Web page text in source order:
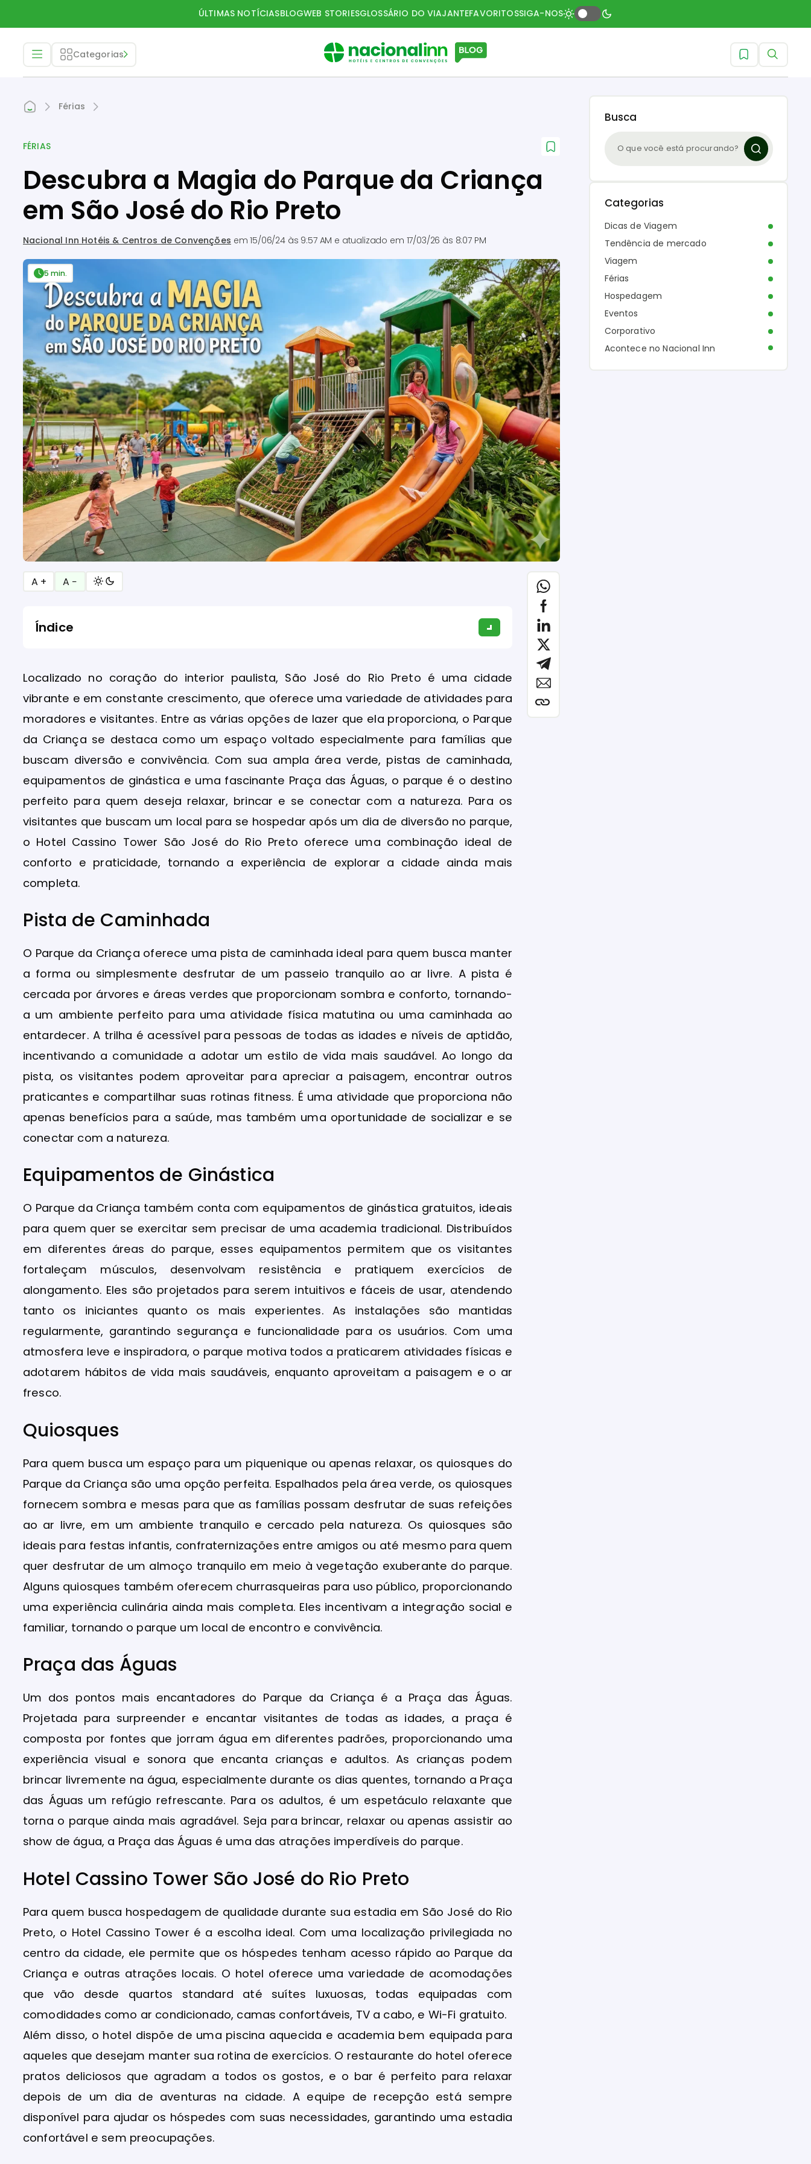
ÚLTIMAS NOTÍCIASBLOGWEB STORIESGLOSSÁRIO DO VIAJANTEFAVORITOSSIGA-NOS
Categorias
Férias
FÉRIAS
Descubra a Magia do Parque da Criança
em São José do Rio Preto
Nacional Inn Hotéis & Centros de Convenções em15/06/24 às 9:57 AM e atualizado em 17/03/26 às 8:07 PM
5 min.
A + A −
Índice
Localizado no coração do interior paulista, São José do Rio Preto é uma cidade
vibrante e em constante crescimento, que oferece uma variedade de atividades para
moradores e visitantes. Entre as várias opções de lazer que ela proporciona, o Parque
da Criança se destaca como um espaço voltado especialmente para famílias que
buscam diversão e convivência. Com sua ampla área verde, pistas de caminhada,
equipamentos de ginástica e uma fascinante Praça das Águas, o parque é o destino
perfeito para quem deseja relaxar, brincar e se conectar com a natureza. Para os
visitantes que buscam um local para se hospedar após um dia de diversão no parque,
o Hotel Cassino Tower São José do Rio Preto oferece uma combinação ideal de
conforto e praticidade, tornando a experiência de explorar a cidade ainda mais
completa.
Pista de Caminhada
O Parque da Criança oferece uma pista de caminhada ideal para quem busca manter
a forma ou simplesmente desfrutar de um passeio tranquilo ao ar livre. A pista é
cercada por árvores e áreas verdes que proporcionam sombra e conforto, tornando-
a um ambiente perfeito para uma atividade física matutina ou uma caminhada ao
entardecer. A trilha é acessível para pessoas de todas as idades e níveis de aptidão,
incentivando a comunidade a adotar um estilo de vida mais saudável. Ao longo da
pista, os visitantes podem aproveitar para apreciar a paisagem, encontrar outros
praticantes e compartilhar suas rotinas fitness. É uma atividade que proporciona não
apenas benefícios para a saúde, mas também uma oportunidade de socializar e se
conectar com a natureza.
Equipamentos de Ginástica
O Parque da Criança também conta com equipamentos de ginástica gratuitos, ideais
para quem quer se exercitar sem precisar de uma academia tradicional. Distribuídos
em diferentes áreas do parque, esses equipamentos permitem que os visitantes
fortaleçam músculos, desenvolvam resistência e pratiquem exercícios de
alongamento. Eles são projetados para serem intuitivos e fáceis de usar, atendendo
tanto os iniciantes quanto os mais experientes. As instalações são mantidas
regularmente, garantindo segurança e funcionalidade para os usuários. Com uma
atmosfera leve e inspiradora, o parque motiva todos a praticarem atividades físicas e
adotarem hábitos de vida mais saudáveis, enquanto aproveitam a paisagem e o ar
fresco.
Quiosques
Para quem busca um espaço para um piquenique ou apenas relaxar, os quiosques do
Parque da Criança são uma opção perfeita. Espalhados pela área verde, os quiosques
fornecem sombra e mesas para que as famílias possam desfrutar de suas refeições
ao ar livre, em um ambiente tranquilo e cercado pela natureza. Os quiosques são
ideais para festas infantis, confraternizações entre amigos ou até mesmo para quem
quer desfrutar de um almoço tranquilo em meio à vegetação exuberante do parque.
Alguns quiosques também oferecem churrasqueiras para uso público, proporcionando
uma experiência culinária ainda mais completa. Eles incentivam a integração social e
familiar, tornando o parque um local de encontro e convivência.
Praça das Águas
Um dos pontos mais encantadores do Parque da Criança é a Praça das Águas.
Projetada para surpreender e encantar visitantes de todas as idades, a praça é
composta por fontes que jorram água em diferentes padrões, proporcionando uma
experiência visual e sonora que encanta crianças e adultos. As crianças podem
brincar livremente na água, especialmente durante os dias quentes, tornando a Praça
das Águas um refúgio refrescante. Para os adultos, é um espetáculo relaxante que
torna o parque ainda mais agradável. Seja para brincar, relaxar ou apenas assistir ao
show de água, a Praça das Águas é uma das atrações imperdíveis do parque.
Hotel Cassino Tower São José do Rio Preto
Para quem busca hospedagem de qualidade durante sua estadia em São José do Rio
Preto, o Hotel Cassino Tower é a escolha ideal. Com uma localização privilegiada no
centro da cidade, ele permite que os hóspedes tenham acesso rápido ao Parque da
Criança e outras atrações locais. O hotel oferece uma variedade de acomodações
que vão desde quartos standard até suítes luxuosas, todas equipadas com
comodidades como ar condicionado, camas confortáveis, TV a cabo, e Wi-Fi gratuito.
Além disso, o hotel dispõe de uma piscina aquecida e academia bem equipada para
aqueles que desejam manter sua rotina de exercícios. O restaurante do hotel oferece
pratos deliciosos que agradam a todos os gostos, e o bar é perfeito para relaxar
depois de um dia de aventuras na cidade. A equipe de recepção está sempre
disponível para ajudar os hóspedes com suas necessidades, garantindo uma estadia
confortável e sem preocupações.
Busca
Categorias
Dicas de Viagem
Tendência de mercado
Viagem
Férias
Hospedagem
Eventos
Corporativo
Acontece no Nacional Inn